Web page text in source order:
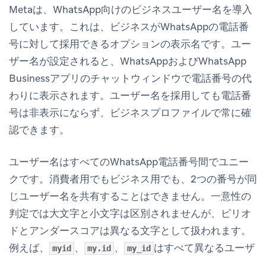
Metaは、WhatsApp向けのビジネスユーザー名を導入
しています。これは、ビジネスがWhatsAppの電話番
号に対して採用できるオプションの表示名です。ユー
ザー名が設定されると、WhatsAppおよびWhatsApp
Businessアプリのチャットウィンドウで電話番号の代
わりに表示されます。ユーザー名を採用しても電話番
号は非表示にならず、ビジネスプロファイルで常に確
認できます。
ユーザー名はすべてのWhatsApp電話番号間でユニー
クです。消費者用でもビジネス用でも、2つの番号が同
じユーザー名を共有することはできません。一意性の
判定では大文字と小文字は区別されませんが、ピリオ
ドとアンダースコアは異なる文字として扱われます。
例えば、
myid 、 my.id 、 my_id はすべて異なるユーザ